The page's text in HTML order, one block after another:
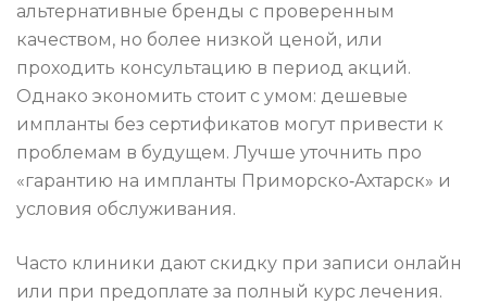
альтернативные бренды с проверенным
качеством, но более низкой ценой, или
проходить консультацию в период акций.
Однако экономить стоит с умом: дешевые
импланты без сертификатов могут привести к
проблемам в будущем. Лучше уточнить про
«гарантию на импланты Приморско‑Ахтарск» и
условия обслуживания.
Часто клиники дают скидку при записи онлайн
или при предоплате за полный курс лечения.